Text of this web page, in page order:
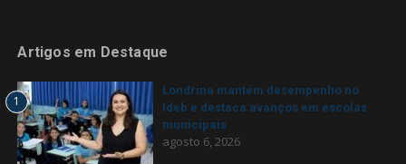
Artigos em Destaque
1
Londrina mantém desempenho no
Ideb e destaca avanços em escolas
municipais
agosto 6, 2026